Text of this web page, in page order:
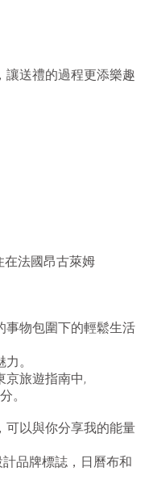
讓送禮的過程更添樂趣
在法國昂古萊姆
事物包圍下的輕鬆生活
。
京旅遊指南中,
。
可以與你分享我的能量
品牌標誌，日曆布和